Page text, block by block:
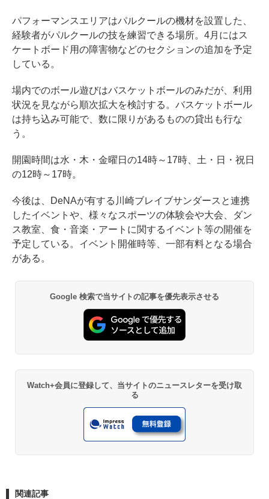
パフォーマンスエリアはパルクールの機材を設置した、
経験者がパルクールの技を練習できる場所。4月にはス
ケートボード用の障害物などのセクションの追加を予定
している。
場内でのボール遊びはバスケットボールのみだが、利用
状況を見ながら順次拡大を検討する。バスケットボール
は持ち込み可能で、数に限りがあるものの貸出も行な
う。
開園時間は水・木・金曜日の14時～17時、土・日・祝日
の12時～17時。
今後は、DeNAが有する川崎ブレイブサンダースと連携
したイベントや、様々なスポーツの体験会や大会、ダン
ス教室、食・音楽・アートに関するイベント等の開催を
予定している。イベント開催時等、一部有料となる場合
がある。
Google 検索で当サイトの記事を優先表示させる
Watch+会員に登録して、当サイトのニュースレターを受け取
る
関連記事